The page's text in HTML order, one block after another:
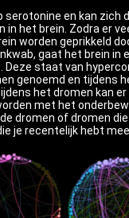
serotonine en kan zich
het brein. Zodra er
worden geprikkeld
gaat het brein in
Deze staat van
genoemd en tijdens
het dromen kan er
met het
dromen of dromen
je recentelijk hebt